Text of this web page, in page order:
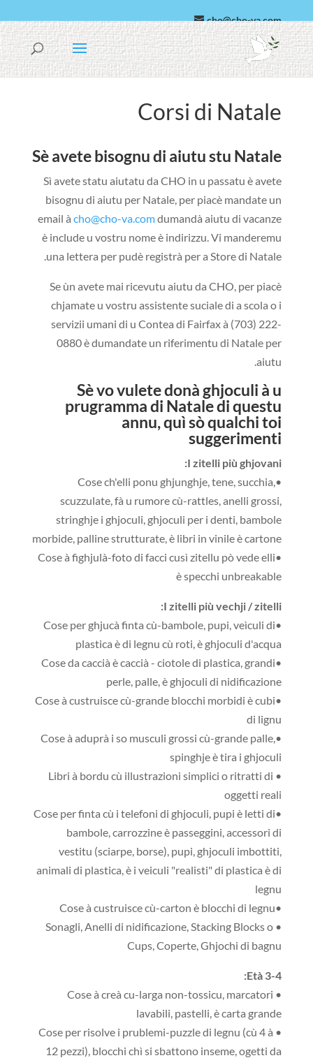
cho@cho-va.com
àrabbu
Español
Corsi di Natale
Sè avete bisognu di aiutu stu Natale
Sì avete statu aiutatu da CHO in u passatu è avete
bisognu di aiutu per Natale, per piacè mandate un
email àcho@cho-va.comdumandà aiutu di vacanze
è include u vostru nome è indirizzu. Vi manderemu
una lettera per pudè registrà per a Store di Natale.
Se ùn avete mai ricevutu aiutu da CHO, per piacè
chjamate u vostru assistente suciale di a scola o i
servizii umani di u Contea di Fairfax à (703) 222-
0880 è dumandate un riferimentu di Natale per
aiutu.
Sè vo vulete donà ghjoculi à u
prugramma di Natale di questu
annu, quì sò qualchi toi
suggerimenti
I zitelli più ghjovani:
•Cose ch'elli ponu ghjunghje, tene, succhia,
scuzzulate, fà u rumore cù-rattles, anelli grossi,
stringhje i ghjoculi, ghjoculi per i denti, bambole
morbide, palline strutturate, è libri in vinile è cartone
•Cose à fighjulà-foto di facci cusì zitellu pò vede elli
è specchi unbreakable
I zitelli più vechji / zitelli:
•Cose per ghjucà finta cù-bambole, pupi, veìculi di
plastica è di legnu cù roti, è ghjoculi d'acqua
•Cose da caccià è caccià - ciotole di plastica, grandi
perle, palle, è ghjoculi di nidificazione
•Cose à custruisce cù-grande blocchi morbidi è cubi
di lignu
•Cose à aduprà i so musculi grossi cù-grande palle,
spinghje è tira i ghjoculi
• Libri à bordu cù illustrazioni simplici o ritratti di
oggetti reali
•Cose per finta cù i telefoni di ghjoculi, pupi è letti di
bambole, carrozzine è passeggini, accessori di
vestitu (sciarpe, borse), pupi, ghjoculi imbottiti,
animali di plastica, è i veiculi "realisti" di plastica è di
legnu
•Cose à custruisce cù-carton è blocchi di legnu
• Sonagli, Anelli di nidificazione, Stacking Blocks o
Cups, Coperte, Ghjochi di bagnu
Età 3-4:
• Cose à creà cu-larga non-tossicu, marcatori
lavabili, pastelli, è carta grande
• Cose per risolve i prublemi-puzzle di legnu (cù 4 à
12 pezzi), blocchi chì si sbattono inseme, ogetti da